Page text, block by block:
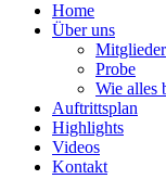
Home
Über uns
Mitglieder
Probe
Wie alles
Auftrittsplan
Highlights
Videos
Kontakt